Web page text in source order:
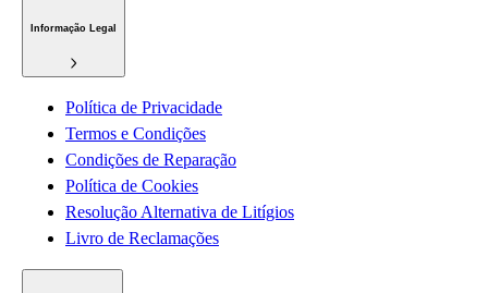
Informação Legal
Política de Privacidade
Termos e Condições
Condições de Reparação
Política de Cookies
Resolução Alternativa de Litígios
Livro de Reclamações